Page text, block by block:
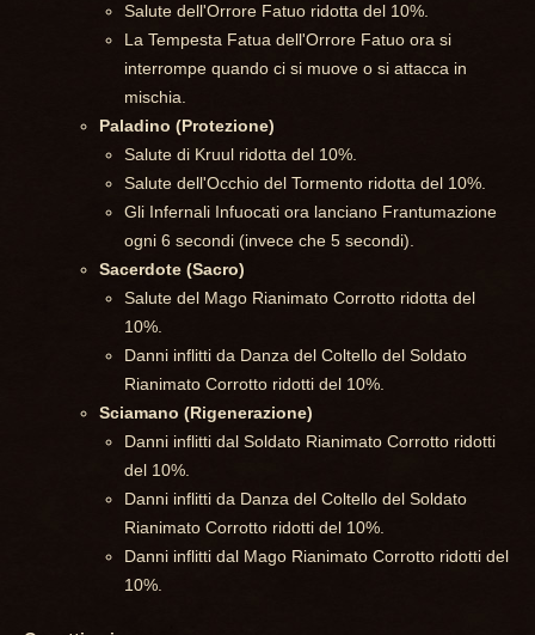
Salute dell'Orrore Fatuo ridotta del 10%.
La Tempesta Fatua dell'Orrore Fatuo ora si
interrompe quando ci si muove o si attacca in
mischia.
Paladino (Protezione)
Salute di Kruul ridotta del 10%.
Salute dell'Occhio del Tormento ridotta del 10%.
Gli Infernali Infuocati ora lanciano Frantumazione
ogni 6 secondi (invece che 5 secondi).
Sacerdote (Sacro)
Salute del Mago Rianimato Corrotto ridotta del
10%.
Danni inflitti da Danza del Coltello del Soldato
Rianimato Corrotto ridotti del 10%.
Sciamano (Rigenerazione)
Danni inflitti dal Soldato Rianimato Corrotto ridotti
del 10%.
Danni inflitti da Danza del Coltello del Soldato
Rianimato Corrotto ridotti del 10%.
Danni inflitti dal Mago Rianimato Corrotto ridotti del
10%.